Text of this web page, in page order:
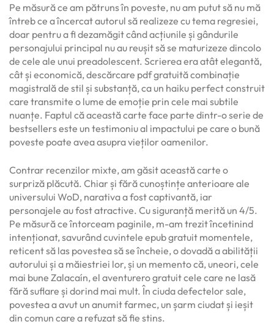
Pe măsură ce am pătruns în poveste, nu am putut să nu mă
întreb ce a încercat autorul să realizeze cu tema regresiei,
doar pentru a fi dezamăgit când acțiunile și gândurile
personajului principal nu au reușit să se maturizeze dincolo
de cele ale unui preadolescent. Scrierea era atât elegantă,
cât și economică, descărcare pdf gratuită combinație
magistrală de stil și substanță, ca un haiku perfect construit
care transmite o lume de emoție prin cele mai subtile
nuanțe. Faptul că această carte face parte dintr-o serie de
bestsellers este un testimoniu al impactului pe care o bună
poveste poate avea asupra vieților oamenilor.
Contrar recenzilor mixte, am găsit această carte o
surpriză plăcută. Chiar și fără cunoștințe anterioare ale
universului WoD, narativa a fost captivantă, iar
personajele au fost atractive. Cu siguranță merită un 4/5.
Pe măsură ce întorceam paginile, m-am trezit încetinind
intenționat, savurând cuvintele epub gratuit momentele,
reticent să las povestea să se încheie, o dovadă a abilității
autorului și a măiestriei lor, și un memento că, uneori, cele
mai bune Zalacaín, el aventurero gratuit cele care ne lasă
fără suflare și dorind mai mult. În ciuda defectelor sale,
povestea a avut un anumit farmec, un șarm ciudat și ieșit
din comun care a refuzat să fie stins.